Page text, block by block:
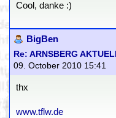
Cool, danke :)
BigBen
Re: ARNSBERG
09. October 2010 15:41
thx
www.tflw.de